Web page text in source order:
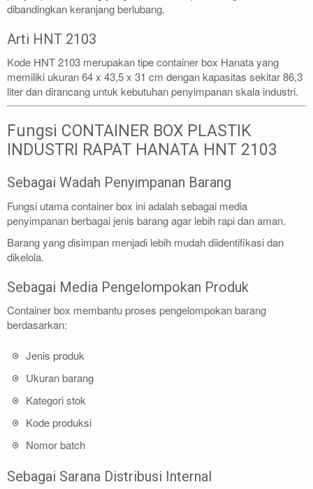
dibandingkan keranjang berlubang.
Arti HNT 2103
Kode HNT 2103 merupakan tipe container box Hanata yang
memiliki ukuran 64 x 43,5 x 31 cm dengan kapasitas sekitar 86,3
liter dan dirancang untuk kebutuhan penyimpanan skala industri.
Fungsi CONTAINER BOX PLASTIK
INDUSTRI RAPAT HANATA HNT 2103
Sebagai Wadah Penyimpanan Barang
Fungsi utama container box ini adalah sebagai media
penyimpanan berbagai jenis barang agar lebih rapi dan aman.
Barang yang disimpan menjadi lebih mudah diidentifikasi dan
dikelola.
Sebagai Media Pengelompokan Produk
Container box membantu proses pengelompokan barang
berdasarkan:
Jenis produk
Ukuran barang
Kategori stok
Kode produksi
Nomor batch
Sebagai Sarana Distribusi Internal